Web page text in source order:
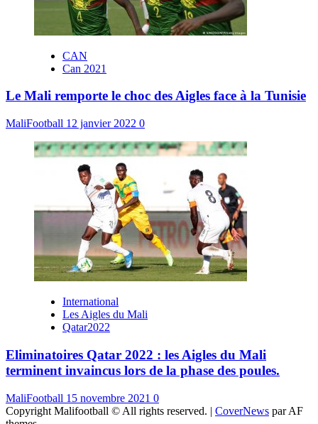
CAN
Can 2021
Le Mali remporte le choc des Aigles face à la Tunisie
MaliFootball 12 janvier 2022 0
International
Les Aigles du Mali
Qatar2022
Eliminatoires Qatar 2022 : les Aigles du Mali
terminent invaincus lors de la phase des poules.
MaliFootball 15 novembre 2021 0
Copyright Malifootball © All rights reserved. | CoverNews par AF